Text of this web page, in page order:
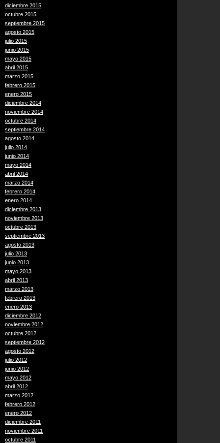
diciembre 2015
octubre 2015
septiembre 2015
agosto 2015
julio 2015
junio 2015
mayo 2015
abril 2015
marzo 2015
febrero 2015
enero 2015
diciembre 2014
noviembre 2014
octubre 2014
septiembre 2014
agosto 2014
julio 2014
junio 2014
mayo 2014
abril 2014
marzo 2014
febrero 2014
enero 2014
diciembre 2013
noviembre 2013
octubre 2013
septiembre 2013
agosto 2013
julio 2013
junio 2013
mayo 2013
abril 2013
marzo 2013
febrero 2013
enero 2013
diciembre 2012
noviembre 2012
octubre 2012
septiembre 2012
agosto 2012
julio 2012
junio 2012
mayo 2012
abril 2012
marzo 2012
febrero 2012
enero 2012
diciembre 2011
noviembre 2011
octubre 2011